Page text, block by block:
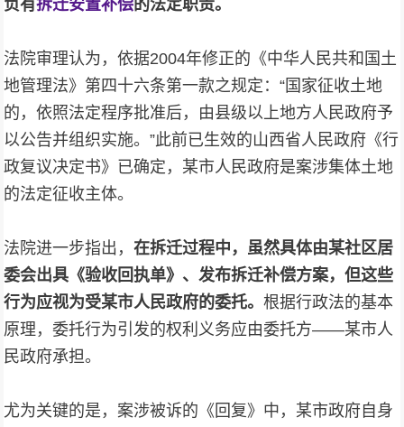
负有拆迁安置补偿的法定职责。
法院审理认为，依据2004年修正的《中华人民共和国土
地管理法》第四十六条第一款之规定：“国家征收土地
的，依照法定程序批准后，由县级以上地方人民政府予
以公告并组织实施。”此前已生效的山西省人民政府《行
政复议决定书》已确定，某市人民政府是案涉集体土地
的法定征收主体。
法院进一步指出，在拆迁过程中，虽然具体由某社区居
委会出具《验收回执单》、发布拆迁补偿方案，但这些
行为应视为受某市人民政府的委托。根据行政法的基本
原理，委托行为引发的权利义务应由委托方——某市人
民政府承担。
尤为关键的是，案涉被诉的《回复》中，某市政府自身